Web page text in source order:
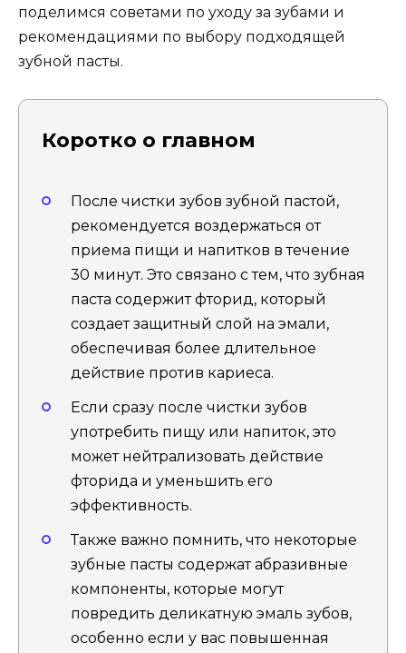
поделимся советами по уходу за зубами и
рекомендациями по выбору подходящей
зубной пасты.
Коротко о главном
После чистки зубов зубной пастой,
рекомендуется воздержаться от
приема пищи и напитков в течение
30 минут. Это связано с тем, что зубная
паста содержит фторид, который
создает защитный слой на эмали,
обеспечивая более длительное
действие против кариеса.
Если сразу после чистки зубов
употребить пищу или напиток, это
может нейтрализовать действие
фторида и уменьшить его
эффективность.
Также важно помнить, что некоторые
зубные пасты содержат абразивные
компоненты, которые могут
повредить деликатную эмаль зубов,
особенно если у вас повышенная